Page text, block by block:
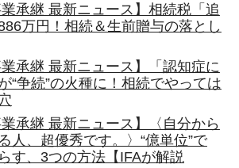
業承継 最新ニュース】相続税「追
万円！相続＆生前贈与の落とし
業承継 最新ニュース】「認知症に
“争続”の火種に！相続でやっては
業承継 最新ニュース】〈自分から
人、超優秀です。〉“億単位”で
す、3つの方法【IFAが解説